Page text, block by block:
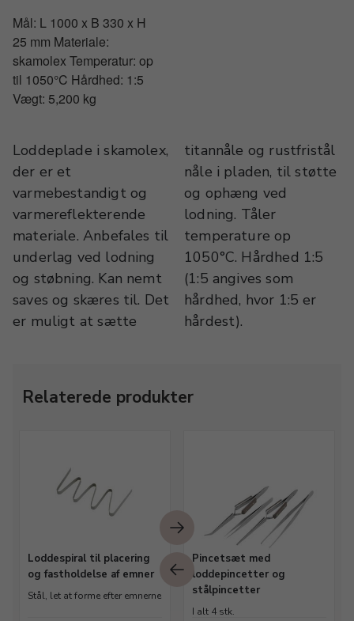
Mål: L 1000 x B 330 x H
25 mm Materiale:
skamolex Temperatur: op
til 1050°C Hårdhed: 1:5
Vægt: 5,200 kg
Loddeplade i skamolex,
der er et
varmebestandigt og
varmereflekterende
materiale. Anbefales til
underlag ved lodning
og støbning. Kan nemt
saves og skæres til. Det
er muligt at sætte
titannåle og rustfristål
nåle i pladen, til støtte
og ophæng ved
lodning. Tåler
temperature op
1050°C. Hårdhed 1:5
(1:5 angives som
hårdhed, hvor 1:5 er
hårdest).
Relaterede produkter
Loddespiral til placering
og fastholdelse af emner
Stål, let at forme efter emnerne
Pincetsæt med
loddepincetter og
stålpincetter
I alt 4 stk.